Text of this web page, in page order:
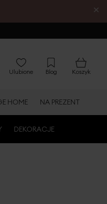
×
Ulubione Blog Koszyk
HOME NA PREZENT
DEKORACJE